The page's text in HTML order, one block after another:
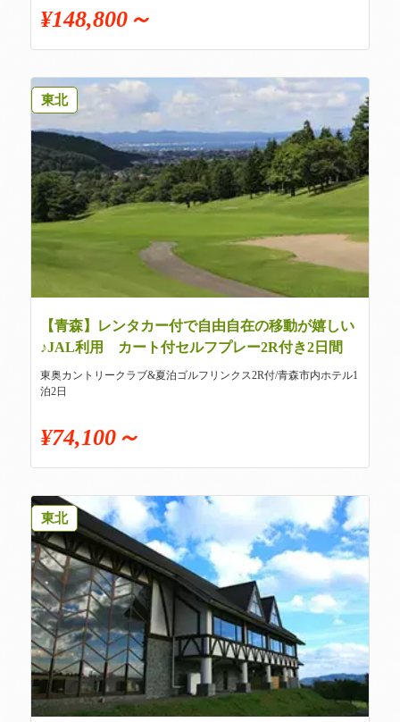
¥148,800～
【青森】レンタカー付で自由自在の移動が嬉しい
♪JAL利用 カート付セルフプレー2R付き2日間
東奥カントリークラブ&夏泊ゴルフリンクス2R付/青森市内ホテル1
泊2日
東北
¥74,100～
東北